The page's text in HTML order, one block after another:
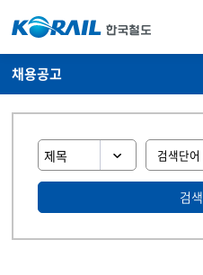
채용공고
검색